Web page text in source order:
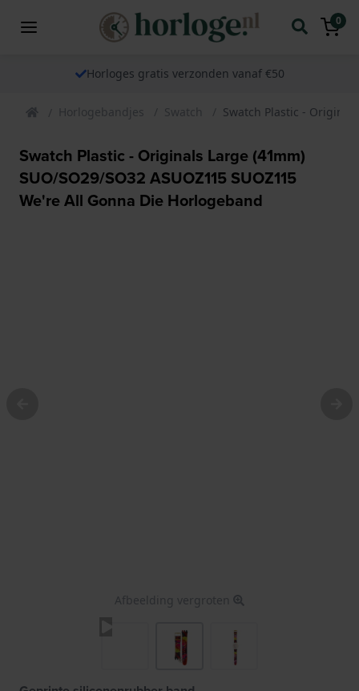
0
Horloges gratis verzonden vanaf €50
Horlogebandjes Swatch Swatch Plastic -
Swatch Plastic - Originals Large (41mm)
SUO/SO29/SO32 ASUOZ115 SUOZ115
We're All Gonna Die Horlogeband
Afbeelding vergroten